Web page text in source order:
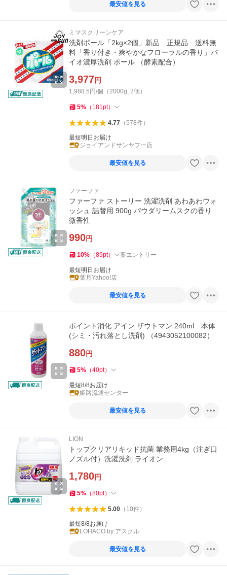
最安値を見る
ミマスクリーンケア
洗剤ポール「2kg×2個」新品 正規品 送料無
料「香り付き・爽やかなフローラルの香り」バ
イオ濃厚洗剤 ポール （酵素配合）
3,977円
1,988.5円/個（2000g, 2個）
5% （ 181pt）
4.77（578件）
最短明日お届け
ジョイアンドサンヤフー店
最安値を見る
ファーファ
ファーファ ストーリー 洗濯洗剤 あわあわウォ
ッシュ 詰替用 900g パウダリームスクの香り
微香性
990円
10% （89pt） 要エントリー
最短明日お届け
葉月Yahoo!店
最安値を見る
ポイント消化 アイン ザウトマン 240ml 本体
(シミ・汚れ落とし洗剤) （4943052100082）
880円
5% （40pt）
最短8/8お届け
姫路流通センター
最安値を見る
LION
トップクリアリキッド抗菌 業務用4kg（注ぎ口
ノズル付）洗濯洗剤 ライオン
1,780円
5% （80pt）
5.00（ 10件）
最短8/8お届け
LOHACO by アスクル
最安値を見る